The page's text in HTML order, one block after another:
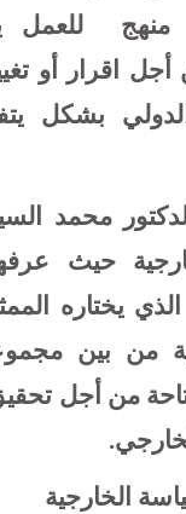
منهج
للعمل
أجل اقرار أو
بشكل
محمد
حيث
الذي يختاره
من بين
من أجل
الخارجية